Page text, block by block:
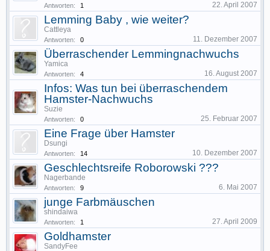
Antworten: 1 22. April 2007
Lemming Baby , wie weiter?
Cattleya
Antworten: 0 11. Dezember 2007
Überraschender Lemmingnachwuchs
Yamica
Antworten: 4 16. August 2007
Infos: Was tun bei überraschendem
Hamster-Nachwuchs
Suzie
Antworten: 0 25. Februar 2007
Eine Frage über Hamster
Dsungi
Antworten: 14 10. Dezember 2007
Geschlechtsreife Roborowski ???
Nagerbande
Antworten: 9 6. Mai 2007
junge Farbmäuschen
shindaiwa
Antworten: 1 27. April 2009
Goldhamster
SandyFee